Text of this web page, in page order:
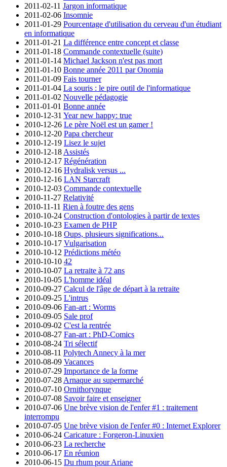
2011-02-11 Jargon informatique
2011-02-06 Insomnie
2011-01-29 Pourcentage d'utilisation du cerveau d'un étudiant
en informatique
2011-01-21 La différence entre concept et classe
2011-01-18 Commande contextuelle (suite)
2011-01-14 Michael Jackson n'est pas mort
2011-01-10 Bonne année 2011 par Onomia
2011-01-09 Fais tourner
2011-01-04 La souris : le pire outil de l'informatique
2011-01-02 Nouvelle pédagogie
2011-01-01 Bonne année
2010-12-31 Year new happy: true
2010-12-26 Le père Noël est un gamer !
2010-12-20 Papa chercheur
2010-12-19 Lisez le sujet
2010-12-18 Assistés
2010-12-17 Régénération
2010-12-16 Hydralisk versus ...
2010-12-16 LAN Starcraft
2010-12-03 Commande contextuelle
2010-11-27 Relativité
2010-11-11 Rien à foutre des gens
2010-10-24 Construction d'ontologies à partir de textes
2010-10-23 Examen de PHP
2010-10-18 Oups, plusieurs significations...
2010-10-17 Vulgarisation
2010-10-12 Prédictions météo
2010-10-10 42
2010-10-07 La retraite à 72 ans
2010-10-05 L'homme idéal
2010-09-27 Calcul de l'âge de départ à la retraite
2010-09-25 L'intrus
2010-09-06 Fan-art : Worms
2010-09-05 Sale prof
2010-09-02 C'est la rentrée
2010-08-27 Fan-art : PhD-Comics
2010-08-24 Tri sélectif
2010-08-11 Polytech Annecy à la mer
2010-08-09 Vacances
2010-07-29 Importance de la forme
2010-07-28 Arnaque au supermarché
2010-07-10 Ornithorynque
2010-07-08 Savoir faire et enseigner
2010-07-06 Une brève vision de l'enfer #1 : traitement
interrompu
2010-07-05 Une brève vision de l'enfer #0 : Internet Explorer
2010-06-24 Caricature : Forgeron-Linuxien
2010-06-23 La recherche
2010-06-17 En réunion
2010-06-15 Du rhum pour Ariane